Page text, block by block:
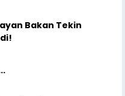
Bakan Tekin